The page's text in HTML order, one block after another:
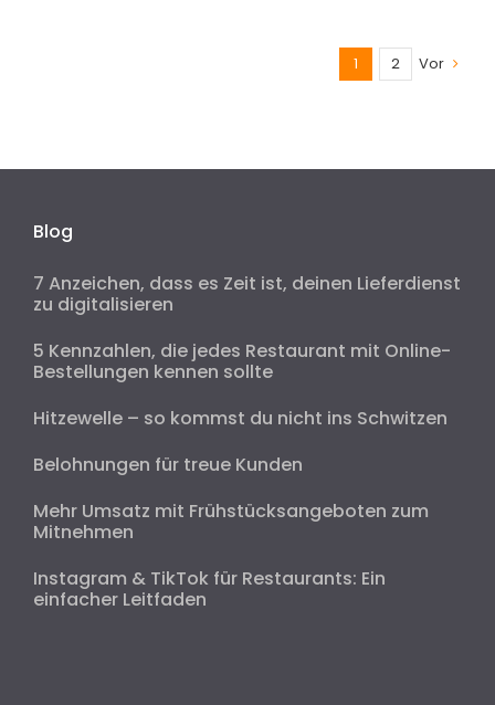
1 2 Vor
Blog
7 Anzeichen, dass es Zeit ist, deinen Lieferdienst
zu digitalisieren
5 Kennzahlen, die jedes Restaurant mit Online-
Bestellungen kennen sollte
Hitzewelle – so kommst du nicht ins Schwitzen
Belohnungen für treue Kunden
Mehr Umsatz mit Frühstücksangeboten zum
Mitnehmen
Instagram & TikTok für Restaurants: Ein
einfacher Leitfaden